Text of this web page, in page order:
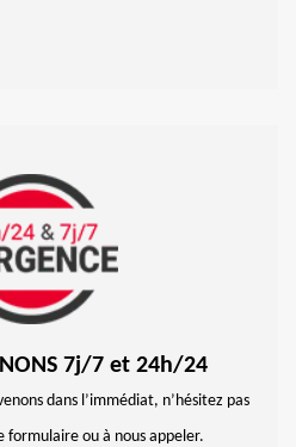
7j/7 et 24h/24
dans l’immédiat, n’hésitez pas
formulaire ou à nous appeler.